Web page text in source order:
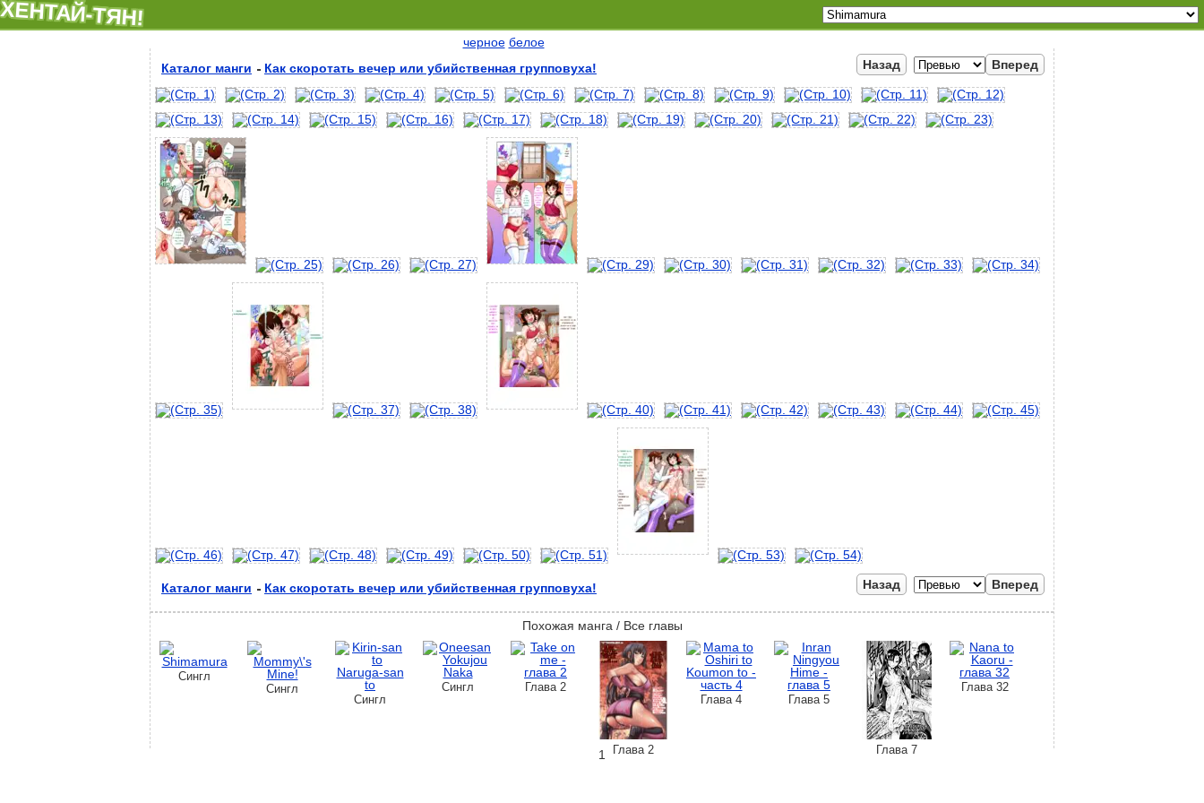
ХЕНТАЙ-ТЯН!
черное белое
Каталог манги
Как скоротать вечер или убийственная групповуха! Вперед
Назад
Каталог манги Как скоротать вечер или убийственная групповуха! Вперед
Назад
Похожая манга / Все главы
Сингл
Сингл
Сингл
Сингл Глава 2
Глава 2
Глава 4 Глава 5
Глава 7
Глава 32
1